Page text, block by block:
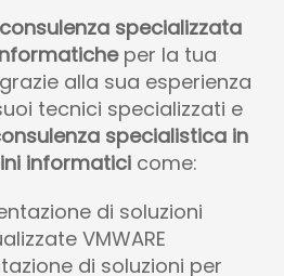
consulenza specializzata
per la tua
alla sua esperienza
tecnici specializzati e
specialistica in
informaticicome:
di soluzioni
VMWARE
di soluzioni per